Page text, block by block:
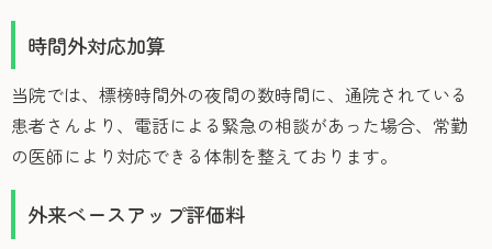
時間外対応加算
当院では、標榜時間外の夜間の数時間に、通院されている
患者さんより、電話による緊急の相談があった場合、常勤
の医師により対応できる体制を整えております。
外来ベースアップ評価料